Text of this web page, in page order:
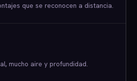
que se reconocen a distancia.
mucho aire y profundidad.